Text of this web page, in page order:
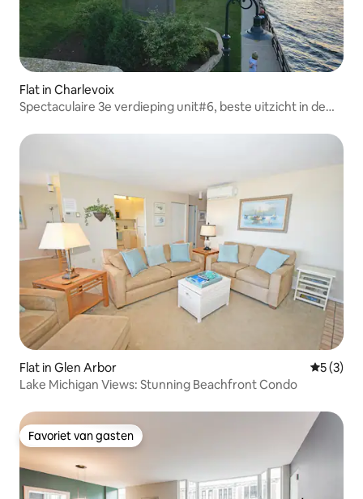
Flat in Charlevoix
Spectaculaire 3e verdieping unit#6, beste uitzicht in de
Flat in Glen Arbor
5 (3)
Lake Michigan Views: Stunning Beachfront Condo
Favoriet van gasten
Favoriet van gasten